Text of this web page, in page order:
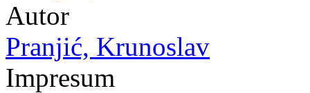
Autor
Pranjić, Krunoslav
Impresum